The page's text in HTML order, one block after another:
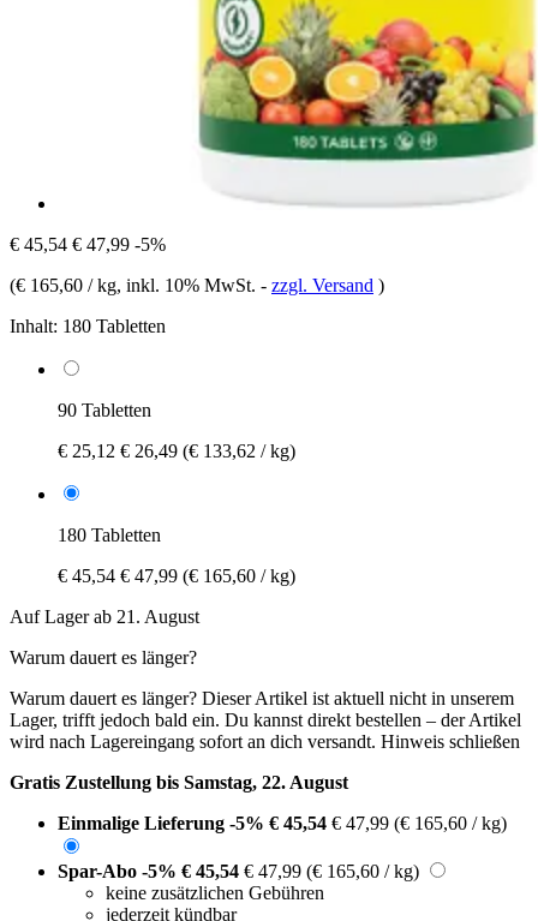
€ 45,54 € 47,99 -5%
(€ 165,60 / kg, inkl. 10% MwSt. - zzgl. Versand )
Inhalt: 180 Tabletten
90 Tabletten
€ 25,12 € 26,49 (€ 133,62 / kg)
180 Tabletten
€ 45,54 € 47,99 (€ 165,60 / kg)
Auf Lager ab 21. August
Warum dauert es länger?
Warum dauert es länger? Dieser Artikel ist aktuell nicht in unserem
Lager, trifft jedoch bald ein. Du kannst direkt bestellen – der Artikel
wird nach Lagereingang sofort an dich versandt. Hinweis schließen
Gratis Zustellung bis Samstag, 22. August
Einmalige Lieferung -5% € 45,54 € 47,99 (€ 165,60 / kg)
Spar-Abo -5% € 45,54 € 47,99 (€ 165,60 / kg)
keine zusätzlichen Gebühren
jederzeit kündbar